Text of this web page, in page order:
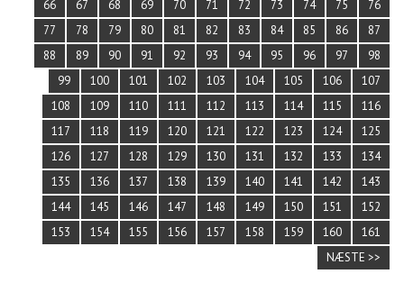
66
67 68 69 70 71 72 73 74 75
76
77
78 79 80 81 82 83 84 85 86
87
88
89 90 91 92 93 94 95 96 97
98
99
100 101 102 103 104 105 106
107
108
109 110 111 112 113 114 115
116
117
118 119 120 121 122 123 124
125
126
127 128 129 130 131 132 133
134
135
136 137 138 139 140 141 142
143
144
145 146 147 148 149 150 151
152
153
154 155 156 157 158 159 160
161
NÆSTE >>